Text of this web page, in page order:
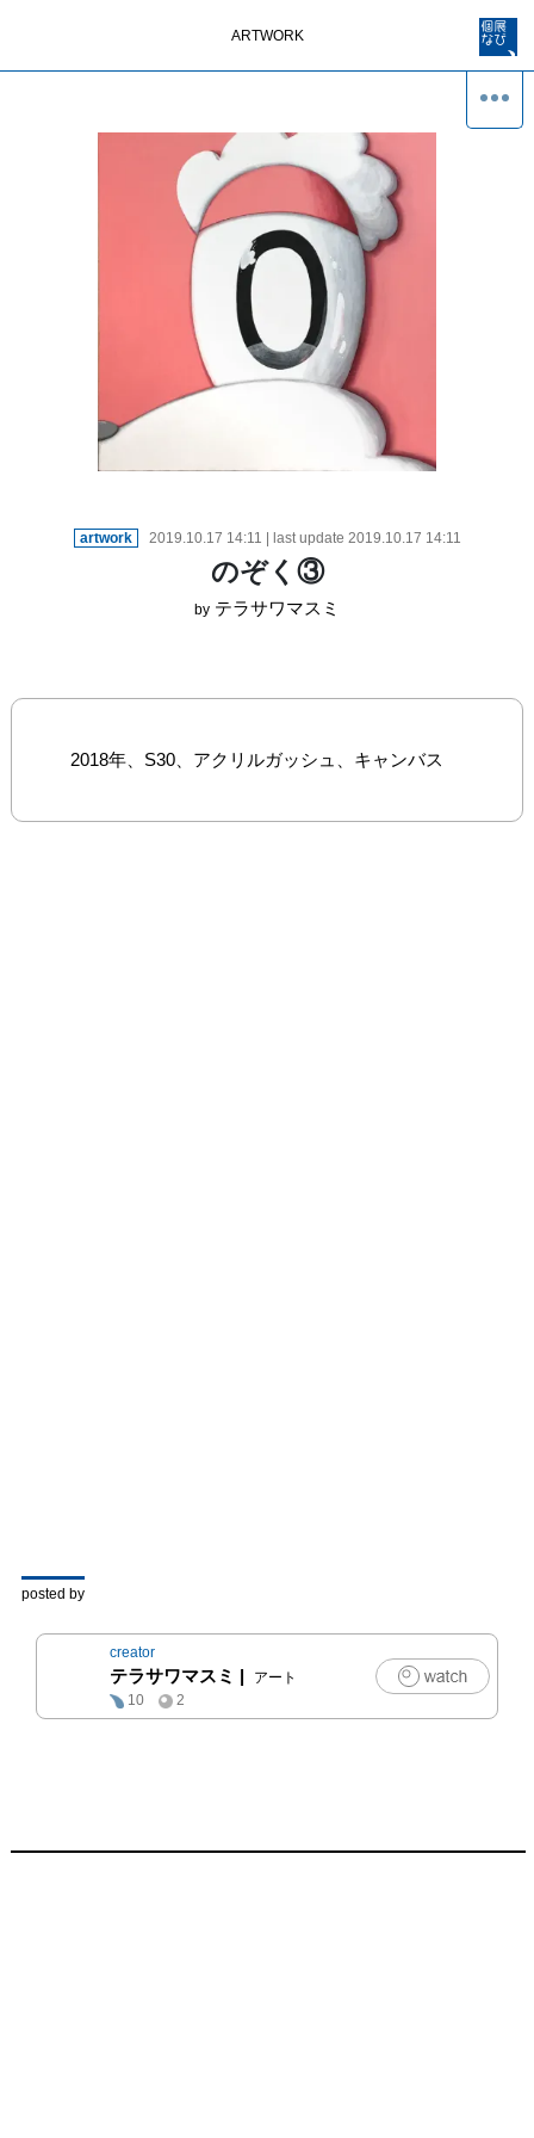
ARTWORK
artwork 2019.10.17 14:11 | last update 2019.10.17 14:11
のぞく③
by テラサワマスミ
2018年、S30、アクリルガッシュ、キャンバス
posted by
creator
テラサワマスミ |
アート
10
2